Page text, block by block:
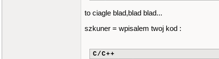
to ciagle blad,blad blad...
szkuner = wpisalem twoj kod :
C/C++